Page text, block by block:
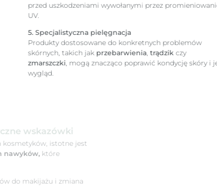
przed uszkodzeniami wywołanymi przez promieniowanie
5. Specjalistyczna pielęgnacja
Produkty dostosowane do konkretnych problemów
skórnych, takich jak przebarwienia,trądzikczy
zmarszczki, mogą znacząco poprawić kondycję skóry i jej
wygląd.
– praktyczne wskazówki
dobranych kosmetyków, istotne jest
zdrowych nawyków,
mycie akcesoriów do makijażu i zmiana